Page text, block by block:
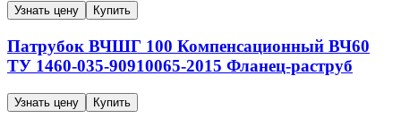
Узнать цену Купить
Патрубок ВЧШГ 100 Компенсационный ВЧ60
ТУ 1460-035-90910065-2015 Фланец-раструб
Узнать цену Купить